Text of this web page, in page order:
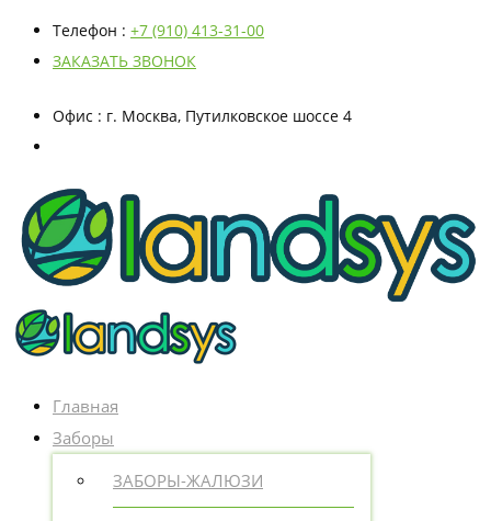
Телефон : +7 (910) 413-31-00
ЗАКАЗАТЬ ЗВОНОК
Офис : г. Москва, Путилковское шоссе 4
Главная
Заборы
ЗАБОРЫ-ЖАЛЮЗИ